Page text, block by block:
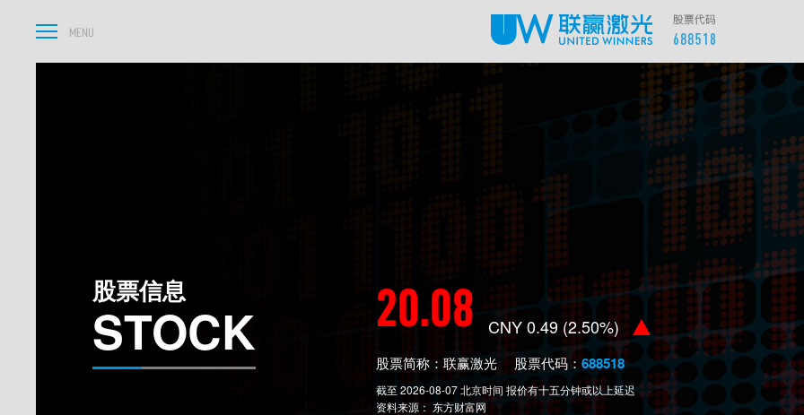
股票信息
STOCK 20.08 CNY0.49 (2.50%)
股票简称：联赢激光 股票代码：688518
截至2026-08-07北京时间 报价有十五分钟或以上延迟
资料来源： 东方财富网